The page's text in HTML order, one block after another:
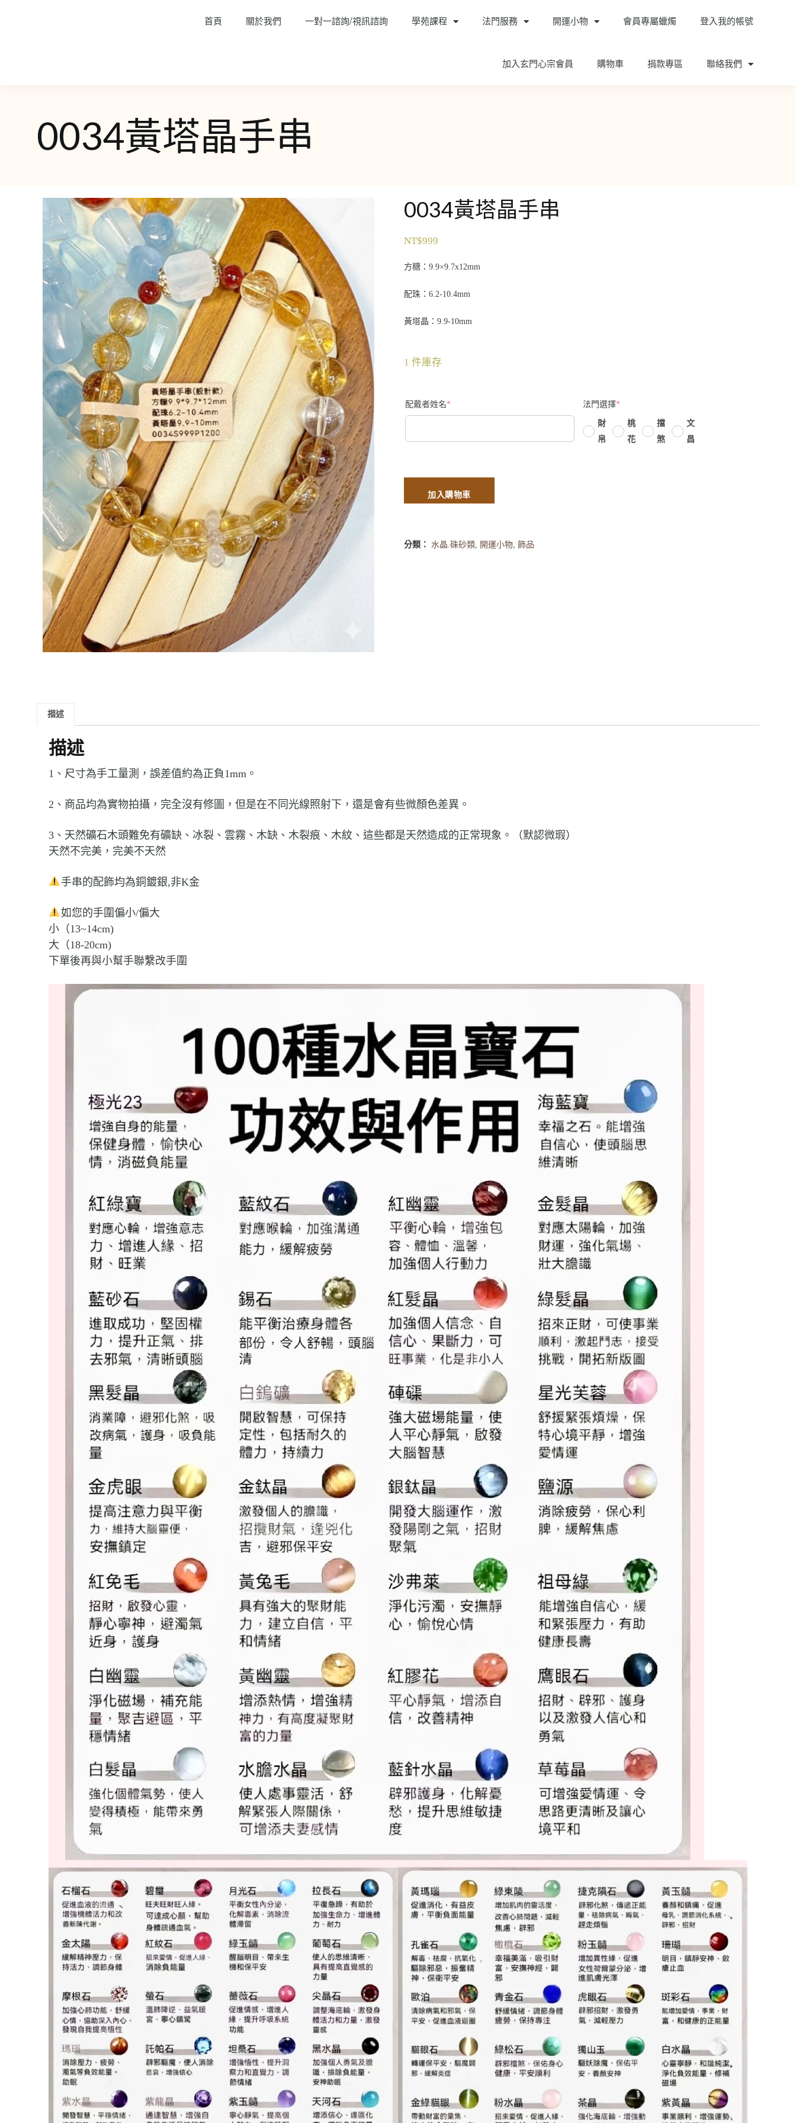
首頁 關於我們 一對一諮詢/視訊諮詢 學苑課程 法門服務 開運小物 會員專屬蠟燭 登入我的帳號
加入玄門心宗會員 購物車 捐款專區 聯絡我們
0034黃塔晶手串
0034黃塔晶手串
NT$999
方糖：9.9×9.7x12mm
配珠：6.2-10.4mm
黃塔晶：9.9-10mm
1 件庫存
配戴者姓名* 法門選擇*
財
帛
桃
花
擋
煞
文
昌
加入購物車
分類： 水晶.硃砂類, 開運小物, 飾品
描述
描述
1、尺寸為手工量測，誤差值約為正負1mm。
2、商品均為實物拍攝，完全沒有修圖，但是在不同光線照射下，還是會有些微顏色差異。
3、天然礦石木頭難免有礦缺、冰裂、雲霧、木缺、木裂痕、木紋、這些都是天然造成的正常現象。（默認微瑕）
天然不完美，完美不天然
手串的配飾均為銅鍍銀,非K金
如您的手圍偏小/偏大
小（13~14cm)
大（18-20cm)
下單後再與小幫手聯繫改手圍